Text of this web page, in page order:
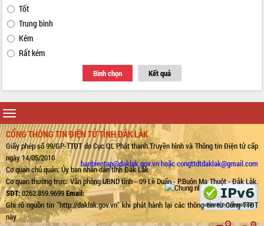
Tốt
Trung bình
Kém
Rất kém
Bình chọn Kết quả
Toggle
navigation
CỔNG THÔNG TIN ĐIỆN TỬ TỈNH ĐẮK LẮK
Giấy phép số 99/GP-TTĐT do Cục QL Phát thanh Truyền hình và Thông tin Điện tử cấp
ngày 14/05/2010
Cơ quan chủ quản: Ủy ban nhân dân tỉnh Đắk Lắk
Cơ quan thường trực: Văn phòng UBND tỉnh - 09 Lê Duẩn - P.Buôn Ma Thuột - Đắk Lắk.
SĐT:0262.859.9699Email:
banbientap@daklak.gov.vn hoặc congttdtdaklak@gmail.com
Ghi rõ nguồn tin "http://daklak.gov.vn" khi phát hành lại các thông tin từ Cổng TTĐT
này